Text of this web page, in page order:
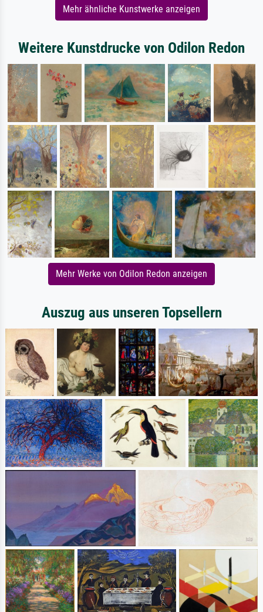
Mehr ähnliche Kunstwerke anzeigen
Weitere Kunstdrucke von Odilon Redon
Mehr Werke von Odilon Redon anzeigen
Auszug aus unseren Topsellern